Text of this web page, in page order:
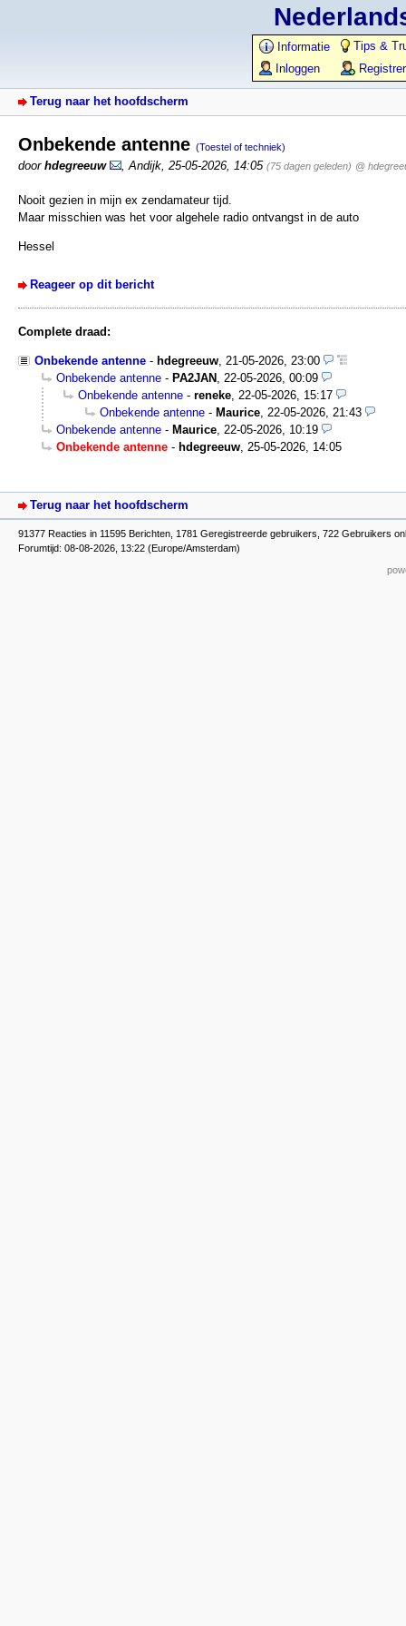
Informatie
Tips &
Inloggen
Terug naar het hoofdscherm
Onbekende antenne (Toestel of techniek)
door hdegreeuw Andijk 25-05-2026, 14:05 (75 dagen geleden) @
Nooit gezien in mijn ex zendamateur tijd.
Maar misschien was het voor algehele radio ontvangst in de auto
Hessel
Reageer op dit bericht
Complete draad:
Onbekende antenne - hdegreeuw, 21-05-2026, 23:00
Onbekende antenne - PA2JAN , 22-05-2026, 00:09
Onbekende antenne - reneke, 22-05-2026, 15:17
Onbekende antenne - Maurice, 22-05-2026, 21:43
Onbekende antenne - Maurice, 22-05-2026, 10:19
Onbekende antenne - hdegreeuw, 25-05-2026, 14:05
Terug naar het hoofdscherm
91377 Reacties in 11595 Berichten, 1781 Geregistreerde gebruikers, 722 Gebruikers
Forumtijd: 08-08-2026, 13:22 (Europe/Amsterdam)